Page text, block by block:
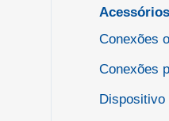
Acessórios
Conexões
Conexões
Dispositivo